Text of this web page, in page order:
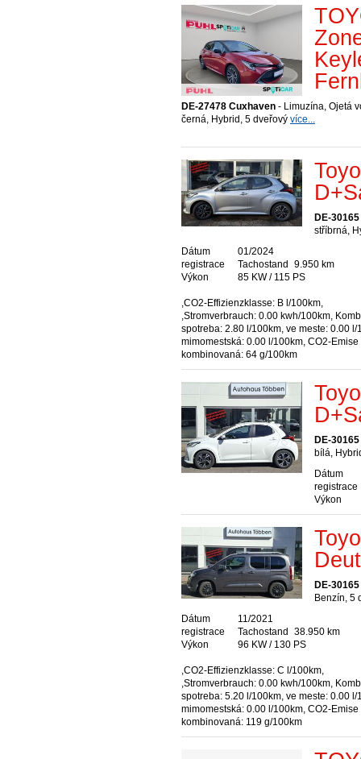
DE-27478 Cuxhaven - Limuzína, Ojetá
černá, Hybrid, 5 dveřový více...
DE-
stříbrná,
Dátum
registrace
01/2024
Tachostand
9.950 km
Výkon
85 KW / 115 PS
,CO2-Effizienzklasse: B l/100km,
,Stromverbrauch: 0.00 kwh/100km,
spotreba: 2.80 l/100km, ve meste: 0.00 l/
mimomestská: 0.00 l/100km, CO2-Emise
kombinovaná: 64 g/100km
DE-
bílá,
Dátum
registrace
Výkon
DE-
Benzín, 5
Dátum
registrace
11/2021
Tachostand
38.950 km
Výkon
96 KW / 130 PS
,CO2-Effizienzklasse: C l/100km,
,Stromverbrauch: 0.00 kwh/100km,
spotreba: 5.20 l/100km, ve meste: 0.00 l/
mimomestská: 0.00 l/100km, CO2-Emise
kombinovaná: 119 g/100km